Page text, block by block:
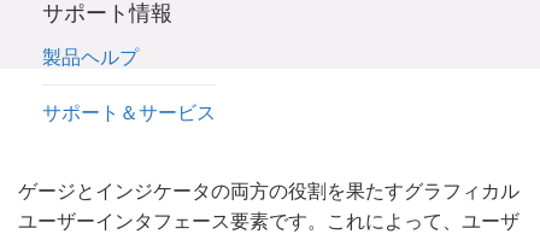
サポート情報
製品ヘルプ
サポート＆サービス
ゲージとインジケータの両方の役割を果たすグラフィカル
ユーザーインタフェース要素です。これによって、ユーザ